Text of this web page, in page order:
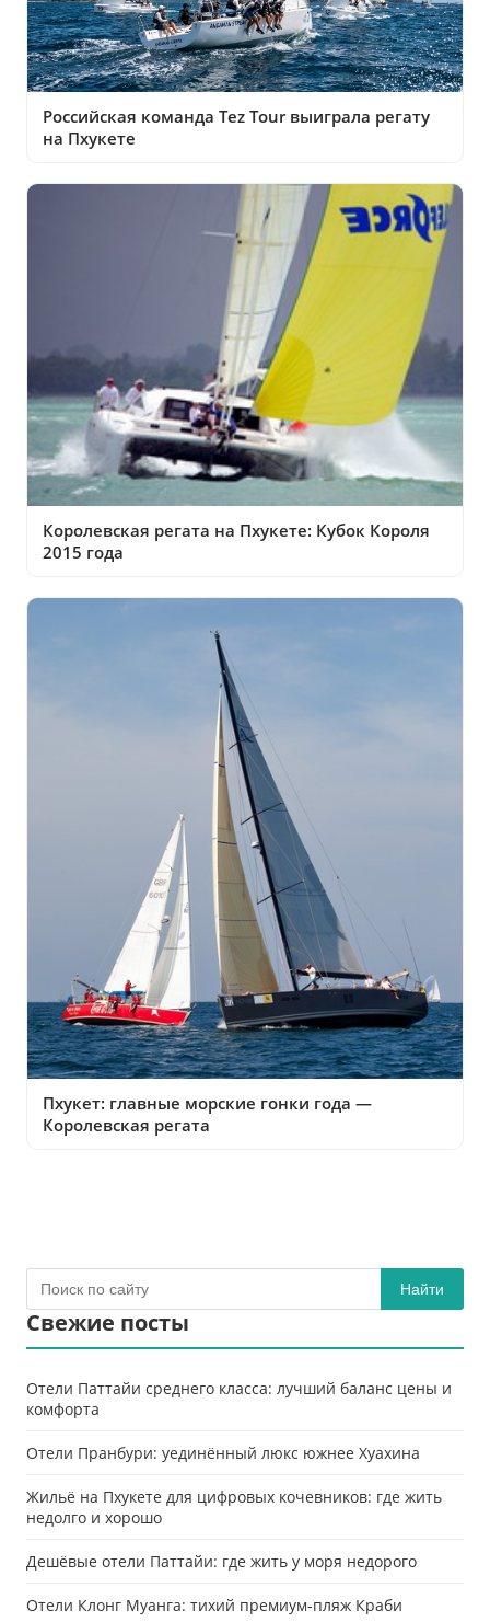
Российская команда Tez Tour выиграла регату
на Пхукете
Королевская регата на Пхукете: Кубок Короля
2015 года
Пхукет: главные морские гонки года —
Королевская регата
Найти
Свежие посты
Отели Паттайи среднего класса: лучший баланс цены и
комфорта
Отели Пранбури: уединённый люкс южнее Хуахина
Жильё на Пхукете для цифровых кочевников: где жить
недолго и хорошо
Дешёвые отели Паттайи: где жить у моря недорого
Отели Клонг Муанга: тихий премиум-пляж Краби